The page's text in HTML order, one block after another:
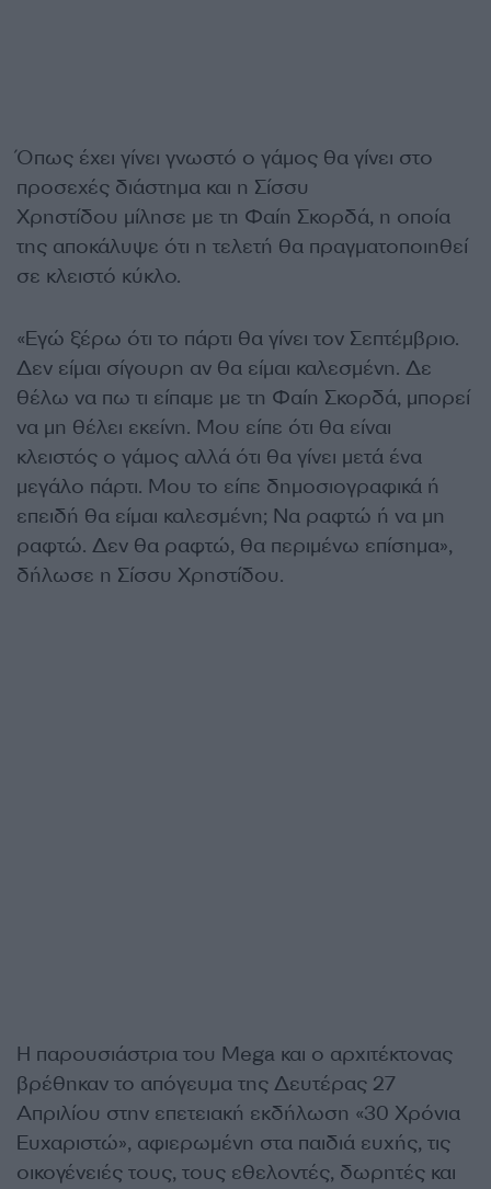
Όπως έχει γίνει γνωστό ο γάμος θα γίνει στο
προσεχές διάστημα και η Σίσσυ
Χρηστίδου μίλησε με τη Φαίη Σκορδά, η οποία
της αποκάλυψε ότι η τελετή θα πραγματοποιηθεί
σε κλειστό κύκλο.
«Εγώ ξέρω ότι το πάρτι θα γίνει τον Σεπτέμβριο.
Δεν είμαι σίγουρη αν θα είμαι καλεσμένη. Δε
θέλω να πω τι είπαμε με τη Φαίη Σκορδά, μπορεί
να μη θέλει εκείνη. Μου είπε ότι θα είναι
κλειστός ο γάμος αλλά ότι θα γίνει μετά ένα
μεγάλο πάρτι. Μου το είπε δημοσιογραφικά ή
επειδή θα είμαι καλεσμένη; Να ραφτώ ή να μη
ραφτώ. Δεν θα ραφτώ, θα περιμένω επίσημα»,
δήλωσε η Σίσσυ Χρηστίδου.
Η παρουσιάστρια του Mega και ο αρχιτέκτονας
βρέθηκαν το απόγευμα της Δευτέρας 27
Απριλίου στην επετειακή εκδήλωση «30 Χρόνια
Ευχαριστώ», αφιερωμένη στα παιδιά ευχής, τις
οικογένειές τους, τους εθελοντές, δωρητές και